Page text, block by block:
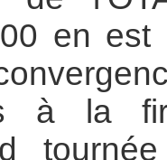
en est
à la